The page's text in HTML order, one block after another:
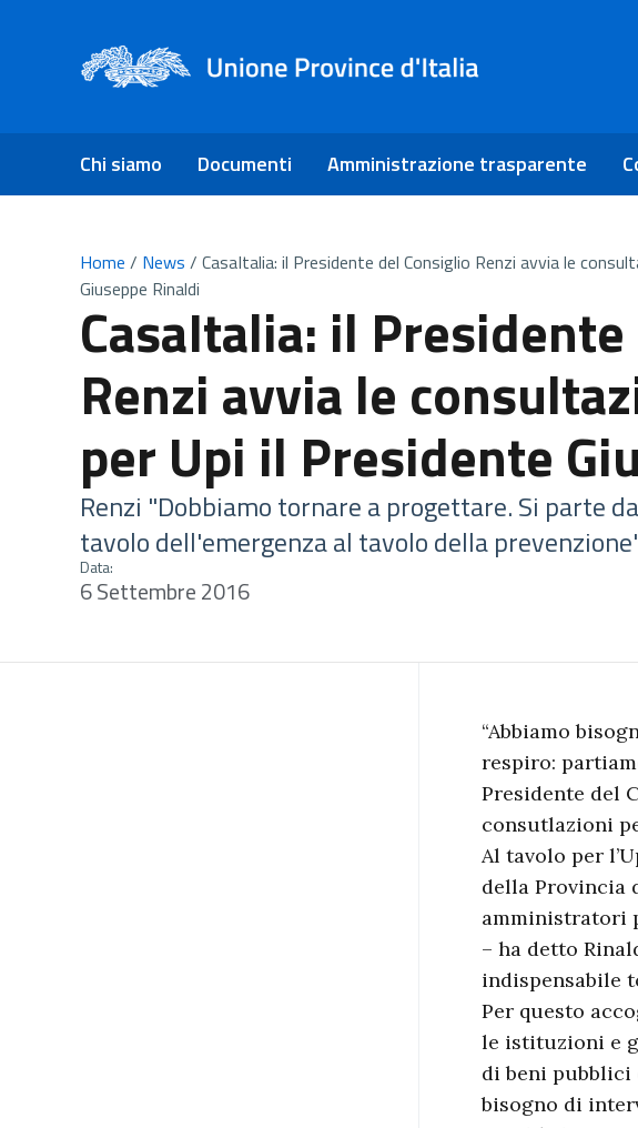
Chi siamo Documenti Amministrazione trasparente
Home / News / CasaItalia: il Presidente del Consiglio Renzi avvia le
Giuseppe Rinaldi
CasaItalia: il
Renzi avvia le
per Upi il Presidente
Renzi "Dobbiamo tornare a progettare. Si parte
tavolo dell'emergenza al tavolo della
Data:
6 Settembre 2016
“Abbiamo
respiro:
Presidente del
consutlazioni
Al tavolo per
della Provincia
amministratori
– ha detto
indispensabile
Per questo
le istituzioni e
di beni pubblici
bisogno di